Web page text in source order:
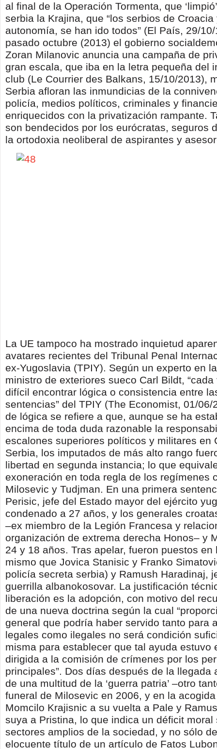
al final de la Operación Tormenta, que
serbia la Krajina, que “los serbios de
autonomía, se han ido todos” (El País, 29/
pasado octubre (2013) el gobierno
Zoran Milanovic anuncia una campaña de
gran escala, que iba en la letra pequeña del
club (Le Courrier des Balkans, 15/10/2013),
Serbia afloran las inmundicias de la
policía, medios políticos, criminales y
enriquecidos con la privatización rampante.
son bendecidos por los eurócratas, seguros
la ortodoxia neoliberal de aspirantes y
La UE tampoco ha mostrado inquietud
avatares recientes del Tribunal Penal
ex-Yugoslavia (TPIY). Según un experto en
ministro de exteriores sueco Carl Bildt,
difícil encontrar lógica o consistencia entre
sentencias” del TPIY (The Economist, 01/06/
de lógica se refiere a que, aunque se ha
encima de toda duda razonable la
escalones superiores políticos y militares en
Serbia, los imputados de más alto rango
libertad en segunda instancia; lo que
exoneración en toda regla de los regímenes
Milosevic y Tudjman. En una primera
Perisic, jefe del Estado mayor del ejército
condenado a 27 años, y los generales
–ex miembro de la Legión Francesa y
organización de extrema derecha Honos– y
24 y 18 años. Tras apelar, fueron puestos en
mismo que Jovica Stanisic y Franko
policía secreta serbia) y Ramush Haradinaj,
guerrilla albanokosovar. La justificación
liberación es la adopción, con motivo del
de una nueva doctrina según la cual
general que podría haber servido tanto para
legales como ilegales no será condición
misma para establecer que tal ayuda estuvo
dirigida a la comisión de crímenes por los
principales”. Dos días después de la llegada
de una multitud de la ‘guerra patria’ –otro
funeral de Milosevic en 2006, y en la
Momcilo Krajisnic a su vuelta a Pale y
suya a Pristina, lo que indica un déficit moral
sectores amplios de la sociedad, y no sólo
elocuente título de un artículo de Fatos